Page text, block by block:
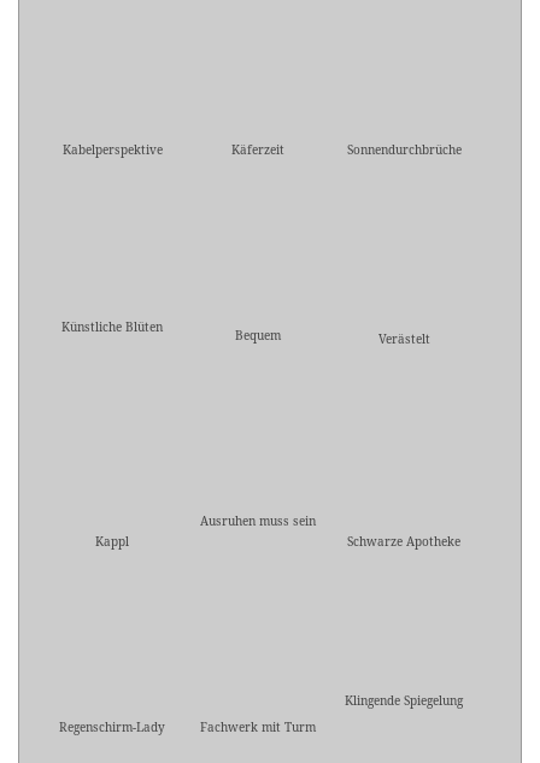
Kabelperspektive Käferzeit Sonnendurchbrüche
Künstliche Blüten Bequem Verästelt
Kappl
Ausruhen muss sein
Schwarze Apotheke
Regenschirm-Lady Fachwerk mit Turm
Klingende Spiegelung